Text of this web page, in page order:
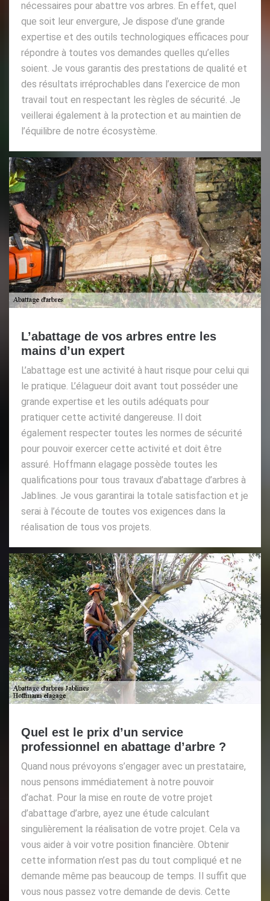
nécessaires pour abattre vos arbres. En effet, quel
que soit leur envergure, Je dispose d’une grande
expertise et des outils technologiques efficaces pour
répondre à toutes vos demandes quelles qu’elles
soient. Je vous garantis des prestations de qualité et
des résultats irréprochables dans l’exercice de mon
travail tout en respectant les règles de sécurité. Je
veillerai également à la protection et au maintien de
l’équilibre de notre écosystème.
L’abattage de vos arbres entre les
mains d’un expert
L’abattage est une activité à haut risque pour celui qui
le pratique. L’élagueur doit avant tout posséder une
grande expertise et les outils adéquats pour
pratiquer cette activité dangereuse. Il doit
également respecter toutes les normes de sécurité
pour pouvoir exercer cette activité et doit être
assuré. Hoffmann elagage possède toutes les
qualifications pour tous travaux d’abattage d’arbres à
Jablines. Je vous garantirai la totale satisfaction et je
serai à l’écoute de toutes vos exigences dans la
réalisation de tous vos projets.
Quel est le prix d’un service
professionnel en abattage d’arbre ?
Quand nous prévoyons s’engager avec un prestataire,
nous pensons immédiatement à notre pouvoir
d’achat. Pour la mise en route de votre projet
d’abattage d’arbre, ayez une étude calculant
singulièrement la réalisation de votre projet. Cela va
vous aider à voir votre position financière. Obtenir
cette information n’est pas du tout compliqué et ne
demande même pas beaucoup de temps. Il suffit que
vous nous passez votre demande de devis. Cette